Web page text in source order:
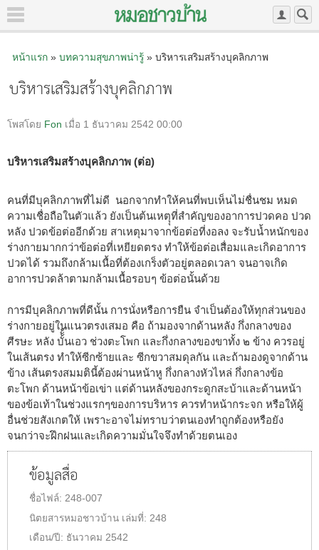
หน้าแรก» บทความสุขภาพน่ารู้» บริหารเสริมสร้างบุคลิกภาพ
บริหารเสริมสร้างบุคลิกภาพ
โพสโดย Fon เมื่อ 1 ธันวาคม 2542 00:00
บริหารเสริมสร้างบุคลิกภาพ (ต่อ)
คนที่มีบุคลิกภาพที่ไม่ดี นอกจากทำให้คนที่พบเห็นไม่ชื่นชม หมด
ความเชื่อถือในตัวแล้ว ยังเป็นต้นเหตุุที่สำคัญของอาการปวดคอ ปวด
หลัง ปวดข้อต่ออีกด้วย สาเหตุมาจากข้อต่อที่งอลง จะรับน้ำหนักของ
ร่างกายมากกว่าข้อต่อที่เหยียดตรง ทำให้ข้อต่อเสื่อมและเกิดอาการ
ปวดได้ รวมถึงกล้ามเนื้อที่ต้องเกร็งตัวอยู่ตลอดเวลา จนอาจเกิด
อาการปวดล้าตามกล้ามเนื้อรอบๆ ข้อต่อนั้นด้วย
การมีบุคลิกภาพที่ดีนั้น การนั่งหรือการยืน จำเป็นต้องให้ทุกส่วนของ
ร่างกายอยู่ในแนวตรงเสมอ คือ ถ้ามองจากด้านหลัง กึ่งกลางของ
ศีรษะ หลัง บั้ั้นเอว ช่วงตะโพก และกึ่งกลางของขาทั้ง ๒ ข้าง ควรอยู่
ในเส้นตรง ทำให้ซีกซ้ายและ ซีกขวาสมดุลกัน และถ้ามองดูจากด้าน
ข้าง เส้นตรงสมมตินี้ต้องผ่านหน้าหู กึ่งกลางหัวไหล่ กึ่งกลางข้อ
ตะโพก ด้านหน้าข้อเข่า แต่ด้านหลังของกระดูกสะบ้าและด้านหน้า
ของข้อเท้าในช่วงแรกๆของการบริหาร ควรทำหน้ากระจก หรือให้ผู้
อื่นช่วยสังเกตให้ เพราะอาจไม่ทราบว่าตนเองทำถูกต้องหรือยัง
จนกว่าจะฝึกฝนและเกิดความมั่นใจจึงทำด้วยตนเอง
ข้อมูลสื่อ
ชื่อไฟล์: 248-007
นิตยสารหมอชาวบ้าน เล่มที่: 248
เดือน/ปี: ธันวาคม 2542